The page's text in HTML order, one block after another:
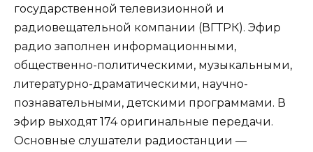
государственной телевизионной и
радиовещательной компании (ВГТРК). Эфир
радио заполнен информационными,
общественно-политическими, музыкальными,
литературно-драматическими, научно-
познавательными, детскими программами. В
эфир выходят 174 оригинальные передачи.
Основные слушатели радиостанции —